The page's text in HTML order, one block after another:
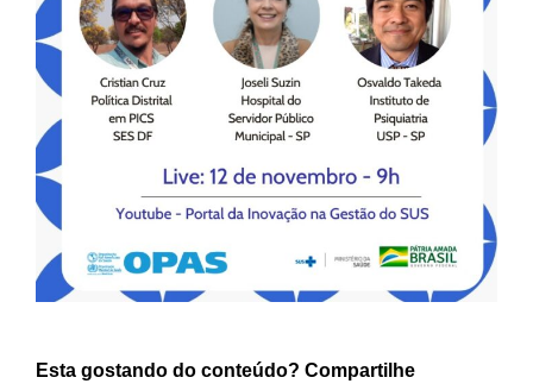
Esta gostando do conteúdo? Compartilhe